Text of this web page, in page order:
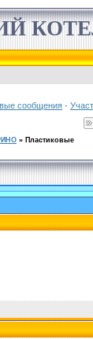
сообщения ·
» Пластиковые